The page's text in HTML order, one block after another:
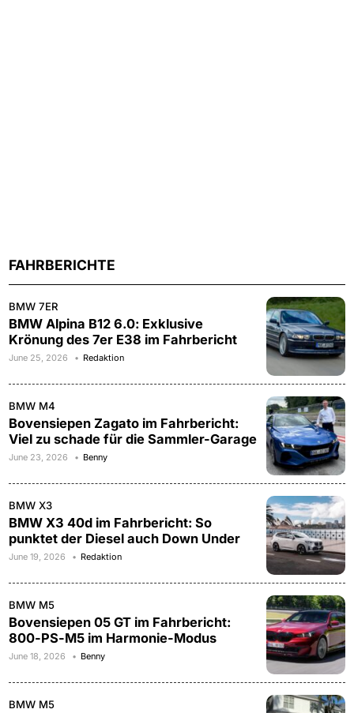
FAHRBERICHTE
BMW 7ER
BMW Alpina B12 6.0: Exklusive
Krönung des 7er E38 im Fahrbericht
June 25, 2026 Redaktion
BMW M4
Bovensiepen Zagato im Fahrbericht:
Viel zu schade für die Sammler-Garage
June 23, 2026 Benny
BMW X3
BMW X3 40d im Fahrbericht: So
punktet der Diesel auch Down Under
June 19, 2026 Redaktion
BMW M5
Bovensiepen 05 GT im Fahrbericht:
800-PS-M5 im Harmonie-Modus
June 18, 2026 Benny
BMW M5